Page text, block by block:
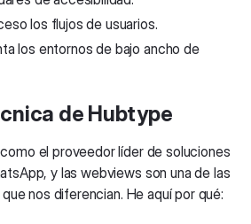
los flujos de usuarios.
los entornos de bajo ancho de
de Hubtype
el proveedor líder de soluciones
y las webviews son una de las
nos diferencian. He aquí por qué: